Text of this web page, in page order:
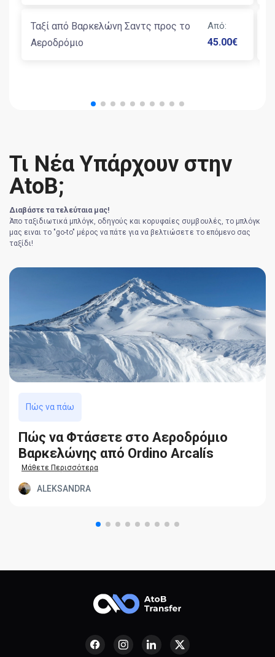
Ταξί από Βαρκελώνη Σαντς προς το
Αεροδρόμιο
Από:
45.00€
Τι Νέα Υπάρχουν στην
AtoB;
Διαβάστε τα τελεύταια μας!
Άπο ταξιδιωτικά μπλόγκ, οδηγούς και κορυφαίες συμβουλές, το μπλόγκ
μας ειναι το "go-to" μέρος να πάτε για να βελτιώσετε το επόμενο σας
ταξίδι!
Πώς να πάω
Πώς να Φτάσετε στο Αεροδρόμιο
Βαρκελώνης από Ordino Arcalís
Μάθετε Περισσότερα
ALEKSANDRA